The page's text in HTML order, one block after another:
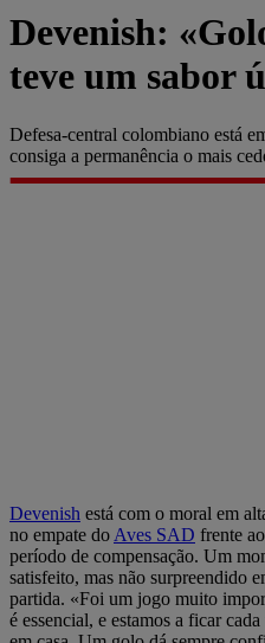
Devenish:
teve um sabor
Defesa-central colombiano está
consiga a permanência o mais
Devenish está com o moral em
no empate do Aves SAD frente ao
período de compensação. Um
satisfeito, mas não surpreendido
partida. «Foi um jogo muito
é essencial, e estamos a ficar